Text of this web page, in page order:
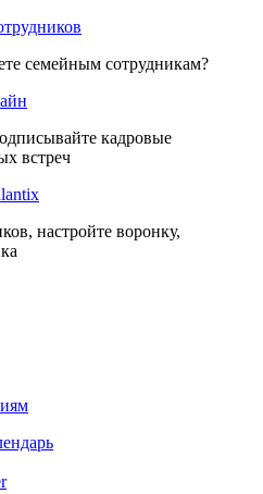
семейным сотрудникам?
кадровые
встреч
настройте воронку,